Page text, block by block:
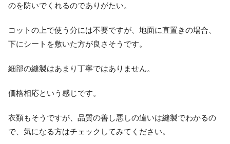
のを防いでくれるのでありがたい。
コットの上で使う分には不要ですが、地面に直置きの場合、
下にシートを敷いた方が良さそうです。
細部の縫製はあまり丁寧ではありません。
価格相応という感じです。
衣類もそうですが、品質の善し悪しの違いは縫製でわかるの
で、気になる方はチェックしてみてください。